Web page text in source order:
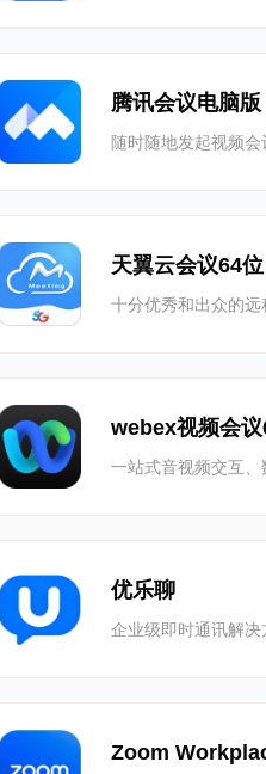
腾讯会议电脑版
随时随地发起视频会
天翼云会议64位
十分优秀和出众的
webex视频会
一站式音视频交互
优乐聊
企业级即时通讯解决
Zoom